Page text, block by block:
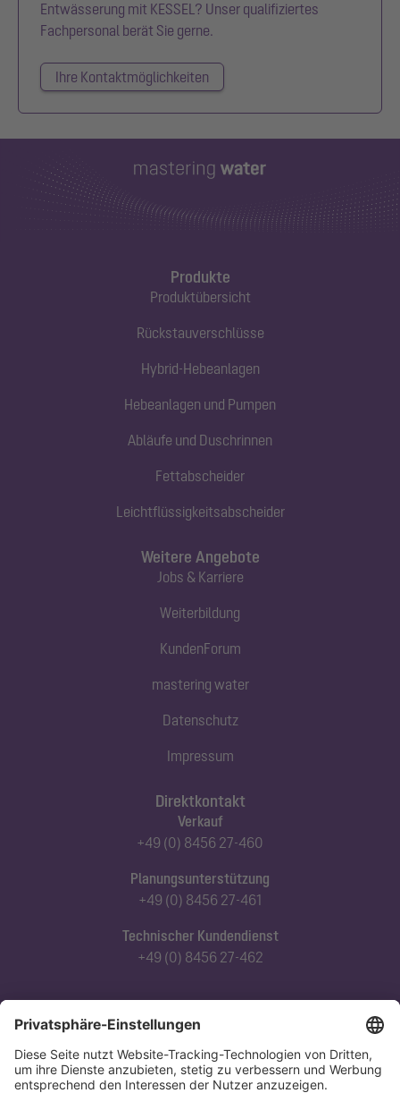
Entwässerung mit KESSEL? Unser qualifiziertes
Fachpersonal berät Sie gerne.
Ihre Kontaktmöglichkeiten
Produkte
Produktübersicht
Rückstauverschlüsse
Hybrid-Hebeanlagen
Hebeanlagen und Pumpen
Abläufe und Duschrinnen
Fettabscheider
Leichtflüssigkeitsabscheider
Direktkontakt
Verkauf
+49 (0) 8456 27-460
Planungsunterstützung
+49 (0) 8456 27-461
Technischer Kundendienst
+49 (0) 8456 27-462
Abonnieren Sie unseren Newsletter
Jetzt anmelden
Weitere Angebote
Jobs & Karriere
Weiterbildung
KundenForum
mastering water
Datenschutz
Impressum